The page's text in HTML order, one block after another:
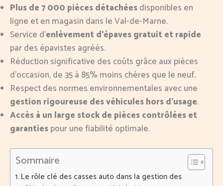
Plus de 7 000 pièces détachéesdisponibles en
ligne et en magasin dans le Val-de-Marne.
Service d’enlèvement d’épaves gratuit et rapide
par des épavistes agréés.
Réduction significative des coûts grâce aux pièces
d’occasion, de 35 à 85% moins chères que le neuf.
Respect des normes environnementales avec une
gestion rigoureuse des véhicules hors d’usage.
Accès à un large stock de pièces contrôlées et
garantiespour une fiabilité optimale.
Sommaire
Le rôle clé des casses auto dans la gestion des